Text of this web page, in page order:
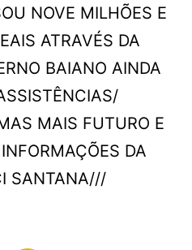
NOVE MILHÕES E
ATRAVÉS DA
BAIANO AINDA
MAIS FUTURO E
DA
SANTANA///